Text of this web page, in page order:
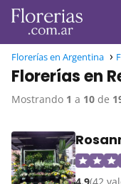
Florerías en Argentina
Florerías en
Mostrando 1 a 10 de